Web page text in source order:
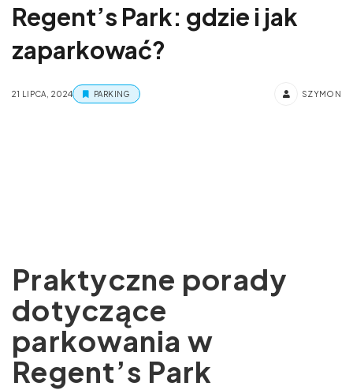
Regent’s Park: gdzie i jak
zaparkować?
21 LIPCA, 2024 PARKING SZYMON
Praktyczne porady
dotyczące
parkowania w
Regent’s Park